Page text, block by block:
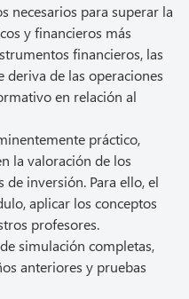
necesarios para superar la
y financieros más
financieros, las
deriva de las operaciones
en relación al
práctico,
la valoración de los
inversión. Para ello, el
aplicar los conceptos
profesores.
simulación completas,
anteriores y pruebas